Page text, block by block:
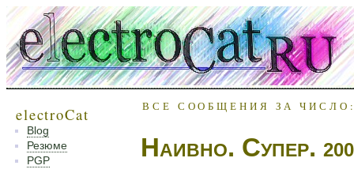
electroCat
Blog
Резюме
PGP
ВСЕ СООБЩЕНИЯ ЗА ЧИСЛО:
Наивно. Супер.